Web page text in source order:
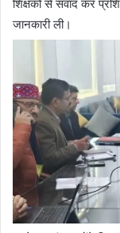
शिक्षकों से संवाद कर
जानकारी ली।